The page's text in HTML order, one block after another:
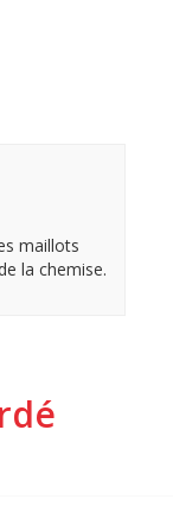
maillots
la chemise.